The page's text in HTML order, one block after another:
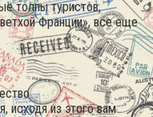
толпы туристов,
Франции», все еще
исходя из этого вам